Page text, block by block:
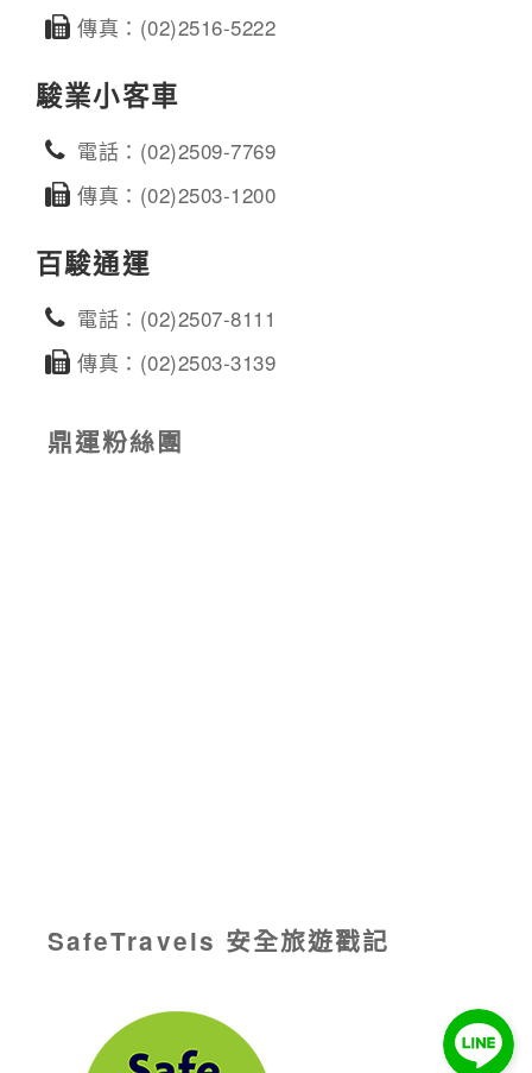
傳真：(02)2516-5222
駿業小客車
電話：(02)2509-7769
傳真：(02)2503-1200
百駿通運
電話：(02)2507-8111
傳真：(02)2503-3139
鼎運粉絲團
SafeTravels 安全旅遊戳記